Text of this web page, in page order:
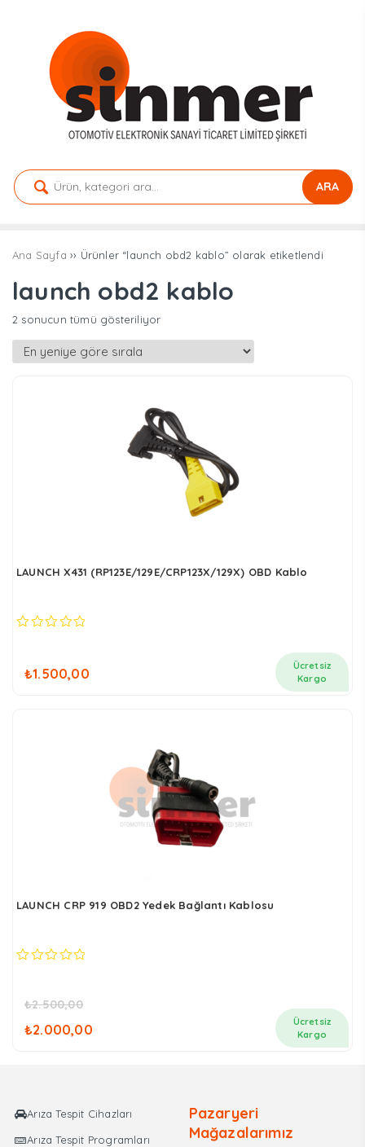
ARA
Ana Sayfa ›› Ürünler “launch obd2 kablo” olarak etiketlendi
launch obd2 kablo
2 sonucun tümü gösteriliyorEn
yeniye
LAUNCH X431 (RP123E/129E/CRP123X/129X) OBD Kablo
₺1.500,00
Ücretsiz
Kargo
LAUNCH CRP 919 OBD2 Yedek Bağlantı Kablosu
₺2.500,00
Orijinal
fiyat:
₺2.000,00Şu
andaki
Ücretsiz
Kargo
Arıza Tespit Cihazları
Arıza Tespit Programları
Pazaryeri
Mağazalarımız